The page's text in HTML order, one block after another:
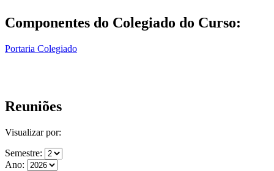
Componentes do Colegiado do Curso:
Portaria Colegiado
Reuniões
Visualizar por:
Semestre:
Ano: